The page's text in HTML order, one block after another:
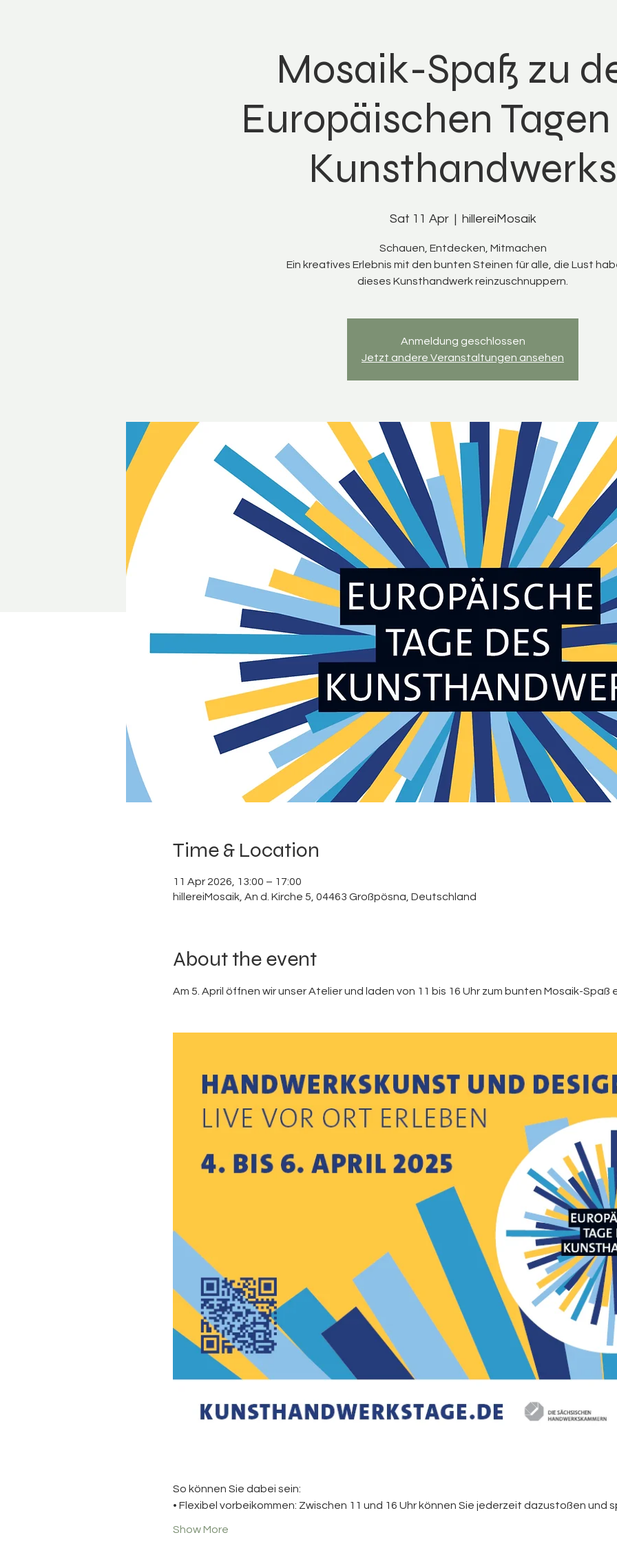
Mosaik-Spaß zu
Europäischen
Kunsthandwerks
Sat 11 Apr
  |
hillereiMosaik
Schauen, Entdecken, Mitmachen
Ein kreatives Erlebnis mit den bunten Steinen für alle, die Lust
dieses Kunsthandwerk reinzuschnuppern.
Anmeldung geschlossen
Jetzt andere Veranstaltungen ansehen
Time & Location
11 Apr 2026, 13:00 – 17:00
hillereiMosaik, An d. Kirche 5, 04463 Großpösna, Deutschland
About the event
Am 5. April öffnen wir unser Atelier und laden von 11 bis 16 Uhr zum bunten Mosaik-Spaß
So können Sie dabei sein:
• Flexibel vorbeikommen: Zwischen 11 und 16 Uhr können Sie jederzeit dazustoßen und
Show More